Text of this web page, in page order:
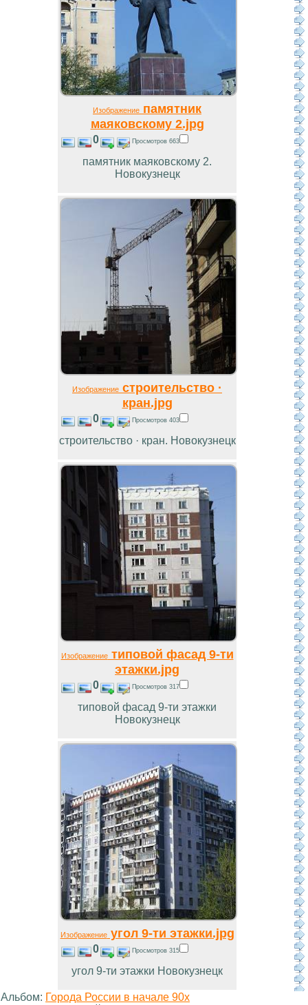
Изображение памятник
маяковскому 2.jpg
0 Просмотров 663
памятник маяковскому 2.
Новокузнецк
Изображение строительство ·
кран.jpg
0 Просмотров 403
строительство · кран. Новокузнецк
Изображениетиповой фасад 9-ти
этажки.jpg
0 Просмотров 317
типовой фасад 9-ти этажки
Новокузнецк
Изображениеугол 9-ти этажки.jpg
0 Просмотров 315
угол 9-ти этажки Новокузнецк
Альбом: Города России в начале 90х